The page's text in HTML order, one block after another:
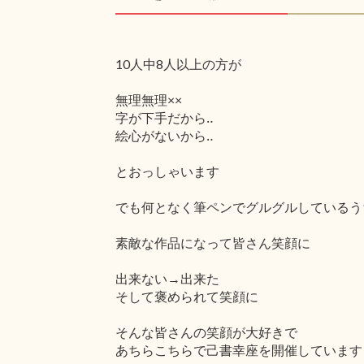
10人中8人以上の方が
無理無理××
字が下手だから‥
絵心がないから‥
とおっしゃいます
でも何となく筆ペンでグルグルしている
素敵な作品になって皆さん笑顔に
出来ない→出来た
そして褒められて笑顔に
そんな皆さんの笑顔が大好きで
あちらこちらで己書幸座を開催しています